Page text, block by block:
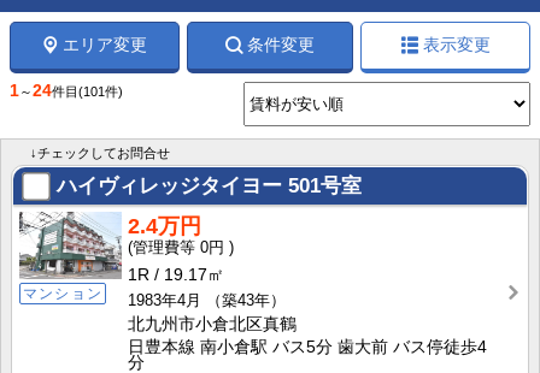
エリア変更 条件変更 表示変更
1～24件目 (101件)
↓チェックしてお問合せ
ハイヴィレッジタイヨー 501号室
マンション
2.4万円
0円
1R
19.17㎡
1983年4月
（築43年）
北九州市小倉北区真鶴
日豊本線 南小倉駅 バス5分 歯大前 バス停徒歩4
分